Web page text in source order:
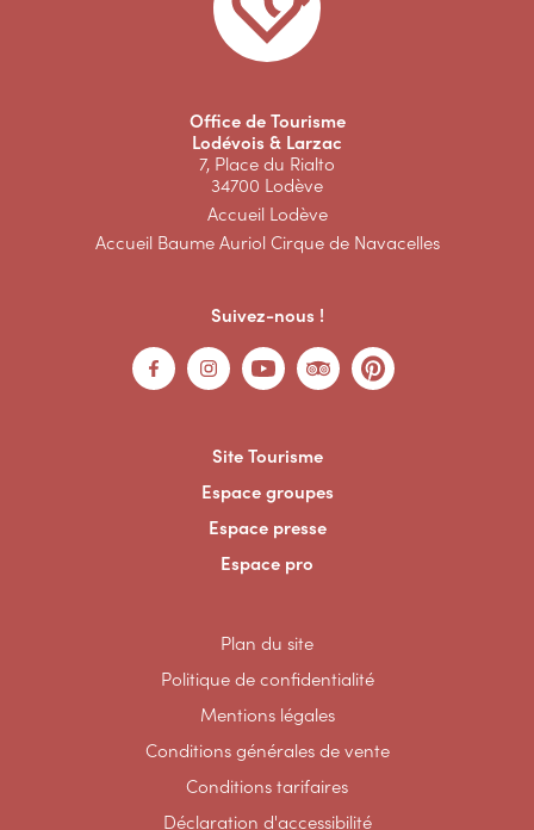
Office de Tourisme
Lodévois & Larzac
7, Place du Rialto
34700 Lodève
Accueil Lodève
Accueil Baume Auriol Cirque de Navacelles
Suivez-nous !
Site Tourisme
Espace groupes
Espace presse
Espace pro
Plan du site
Politique de confidentialité
Mentions légales
Conditions générales de vente
Conditions tarifaires
Déclaration d'accessibilité